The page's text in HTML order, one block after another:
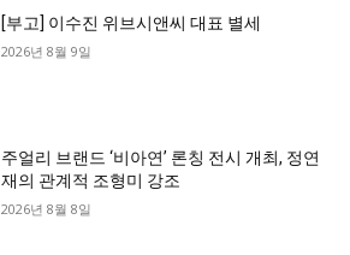
[부고] 이수진 위브시앤씨 대표 별세
2026년 8월 9일
주얼리 브랜드 ‘비아연’ 론칭 전시 개최, 정연
재의 관계적 조형미 강조
2026년 8월 8일